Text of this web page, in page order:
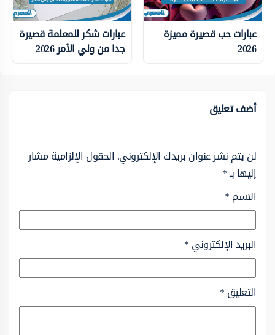
عبارات حب قصيرة مميزة
2026
عبارات شكر للمعلمة قصيرة
جدا من ولي الأمر 2026
أضف تعليق
لن يتم نشر عنوان بريدك الإلكتروني. الحقول الإلزامية مشار
إليها بـ*
الاسم*
البريد الإلكتروني*
التعليق*